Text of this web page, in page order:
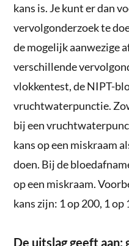
kans is. Je kunt er dan
vervolgonderzoek te
de mogelijk aanwezige
verschillende
vlokkentest, de NIPT-
vruchtwaterpunctie.
bij een
kans op een miskraam
doen. Bij de
op een miskraam.
kans zijn: 1 op 200, 1 op
De uitslag geeft aan: